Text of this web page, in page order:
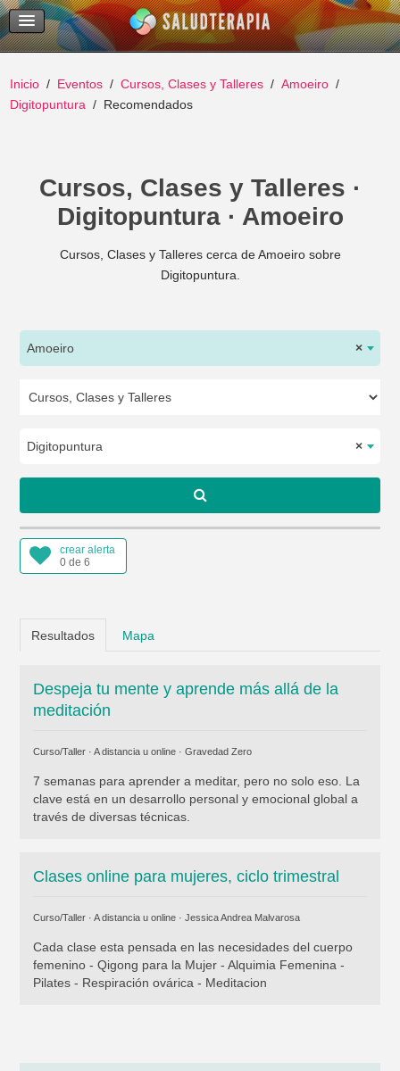
Temas Recientes
Buscar
Inicio Eventos Cursos, Clases y Talleres
Amoeiro
Digitopuntura
Recomendados
Cursos, Clases y Talleres ·
Digitopuntura · Amoeiro
Cursos, Clases y Talleres cerca de Amoeiro sobre
Digitopuntura.
×
Amoeiro
×
Digitopuntura
crear alerta
0 de 6
Resultados Mapa
Despeja tu mente y aprende más allá de la
meditación
Curso/Taller · A distancia u online · Gravedad Zero
7 semanas para aprender a meditar, pero no solo eso. La
clave está en un desarrollo personal y emocional global a
través de diversas técnicas.
Clases online para mujeres, ciclo trimestral
Curso/Taller · A distancia u online · Jessica Andrea Malvarosa
Cada clase esta pensada en las necesidades del cuerpo
femenino - Qigong para la Mujer - Alquimia Femenina -
Pilates - Respiración ovárica - Meditacion